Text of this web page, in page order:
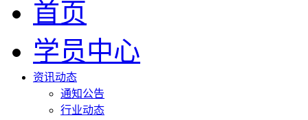
首页
学员中心
资讯动态
通知公告
行业动态